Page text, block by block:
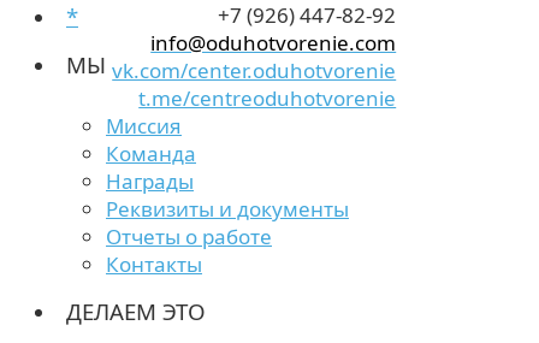
+7 (926) 447-82-92
info@oduhotvorenie.com
vk.com/center.oduhotvorenie
t.me/centreoduhotvorenie
*
МЫ
Миссия
Команда
Награды
Реквизиты и документы
Отчеты о работе
Контакты
ДЕЛАЕМ ЭТО